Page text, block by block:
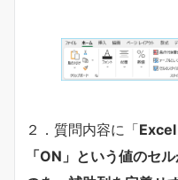
２．質問内容に「Excel
「ON」という値のセ